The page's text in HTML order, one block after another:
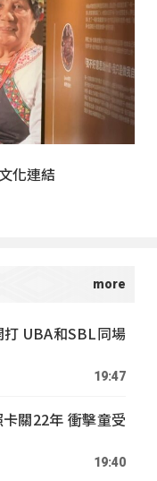
化連結
UBA和SBL同場
19:47
關22年 衝擊童受
19:40